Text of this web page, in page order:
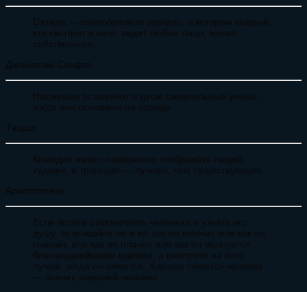
Сатира — своеобразное зеркало, в котором каждый,
кто смотрит в него, видит любое лицо, кроме
собственного.
Джонатан Свифт
Насмешки оставляют в душе смертельные уколы,
когда они основаны на правде.
Тацит
Комедия имеет намерение отображать людей
худших, а трагедия — лучших, чем существующие.
Аристотель
Если хотите рассмотреть человека и узнать его
душу, то вникайте не в то, как он молчит, или как он
говорит, или как он плачет, или как он волнуется
благороднейшими идеями, а смотрите на него
лучше, когда он смеется. Хорошо смеется человек
— значит, хороший человек.